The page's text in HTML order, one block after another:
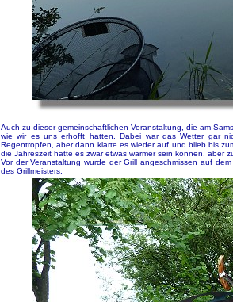
Auch zu dieser gemeinschaftlichen Veranstaltung, die am
wie wir es uns erhofft hatten. Dabei war das Wetter gar
Regentropfen, aber dann klarte es wieder auf und blieb bis
die Jahreszeit hätte es zwar etwas wärmer sein können, aber
Vor der Veranstaltung wurde der Grill angeschmissen auf
des Grillmeisters.